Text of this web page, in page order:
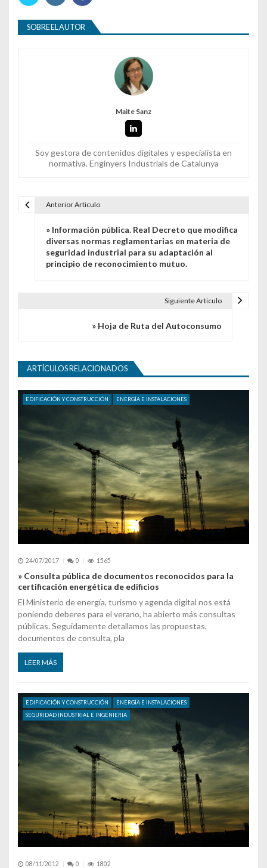
SOBRE EL AUTOR
Maite Sanz
Soy gestora de contenidos digitales y especialista en
normativa. Enginyers Industrials de Catalunya
Navegación de entradas
Anterior Articulo
» Información pública. Real Decreto que modifica
diversas normas reglamentarias en materia de
seguridad industrial para su adaptación al
principio de reconocimiento mutuo.
Siguiente Articulo
» Hoja de Ruta del Autoconsumo
ARTÍCULOS RELACIONADOS
EDIFICACIÓN Y CONSTRUCCIÓN ENERGÍA E INSTALACIONES
24/07/2017 0 1565
» Consulta pública de documentos reconocidos para la
certificación energética de edificios
El Ministerio de energía, turismo y agenda digital nos está
poniendo deberes para el verano, ha abierto más consultas
públicas. Seguidamente detallamos las propuestas,
documentos de consulta, pla
LEER MÁS
EDIFICACIÓN Y CONSTRUCCIÓN
ENERGÍA E INSTALACIONES
SEGURIDAD INDUSTRIAL E INGENIERIA
08/11/2012 0 1802